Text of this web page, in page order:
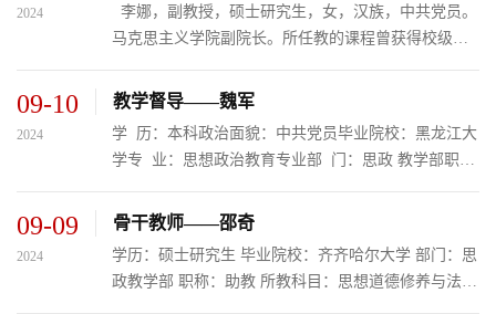
加第七届全国高校大学生微电影展示活动，获得国家
级二等奖。主持、参与《东北抗联精神融入高校立德
树人机制研究》 《党史教育融入高校思政课教学的路
径研究》等省级课题...
2024
李娜，副教授，硕士研究生，女，汉族，中共党员。
马克思主义学院副院长。所任教的课程曾获得校级优
等荣誉；主持和参与省级教学改革等课题10余项；指
影大赛获得全国二等奖；近三年参加应用型课程开发
工作坊校外输出培训10余次；近三年获得校级优秀教
师、优秀共产党员、骨干教师荣誉，获得省委宣传部
宣讲库师资成员、省高校思政工作队伍资源库成员等
荣誉。
09-10
2024
教学督导——魏军
​学 历：本科政治面貌：中共党员毕业院校：黑龙江大
学专 业：思想政治教育专业部 门：思政 教学部职
真做事，踏踏实实做人。联系方式：QQ1715665860所
治经济学原理》、《经济法概论》、《思想道德修养
与法律基础》、《西方经济学》、《毛泽东思想和中
09-09
2024
骨干教师——邵奇
学历：硕士研究生 毕业院校：齐齐哈尔大学 部门：思
政教学部 职称：助教 所教科目：思想道德修养与法律